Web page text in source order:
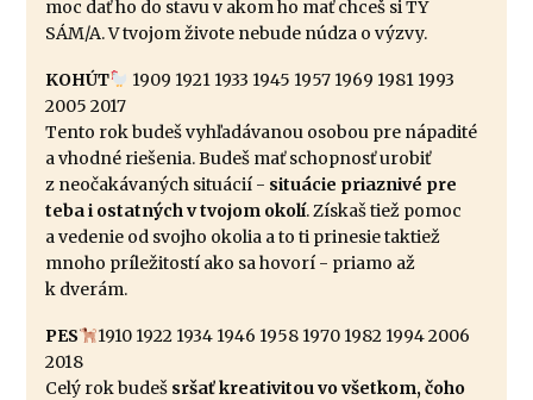
moc dať ho do stavu v akom ho mať chceš si TY
SÁM/A. V tvojom živote nebude núdza o výzvy.
KOHÚT
1909 1921 1933 1945 1957 1969 1981 1993
2005 2017
Tento rok budeš vyhľadávanou osobou pre nápadité
a vhodné riešenia. Budeš mať schopnosť urobiť
z neočakávaných situácií - situácie priaznivé pre
teba i ostatných v tvojom okolí. Získaš tiež pomoc
a vedenie od svojho okolia a to ti prinesie taktiež
mnoho príležitostí ako sa hovorí - priamo až
k dverám.
PES
1910 1922 1934 1946 1958 1970 1982 1994 2006
2018
Celý rok budeš sršať kreativitou vo všetkom, čoho